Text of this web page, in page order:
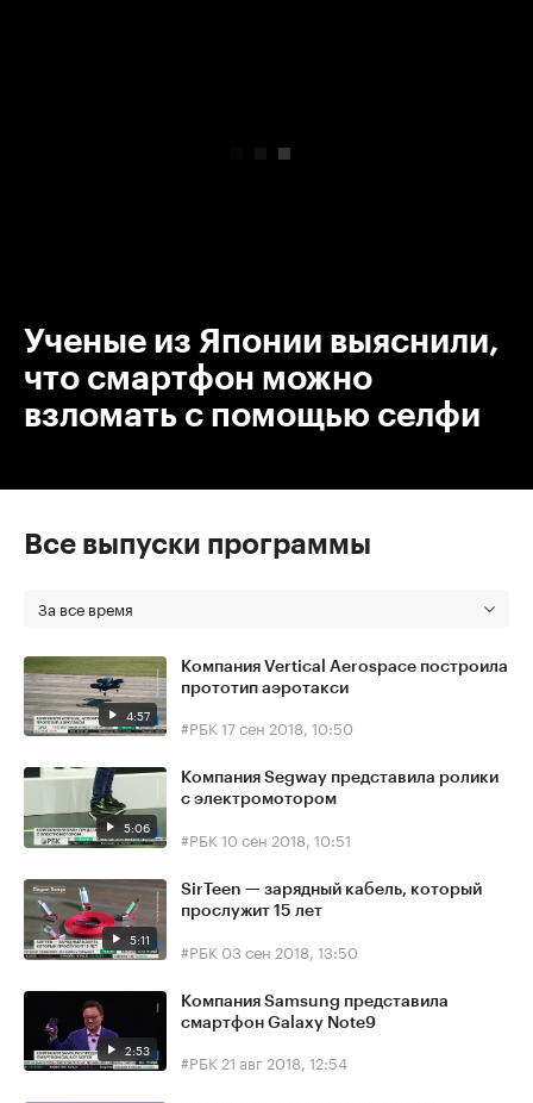
Ученые из Японии выяснили,
что смартфон можно
взломать с помощью селфи
Все выпуски программы
За все время
4:57
Компания Vertical Aerospace построила
прототип аэротакси
#РБК17 сен 2018, 10:50
5:06
Компания Segway представила ролики
с электромотором
#РБК10 сен 2018, 10:51
5:11
SirTeen — зарядный кабель, который
прослужит 15 лет
#РБК 03 сен 2018, 13:50
2:53
Компания Samsung представила
смартфон Galaxy Note9
#РБК 21 авг 2018, 12:54